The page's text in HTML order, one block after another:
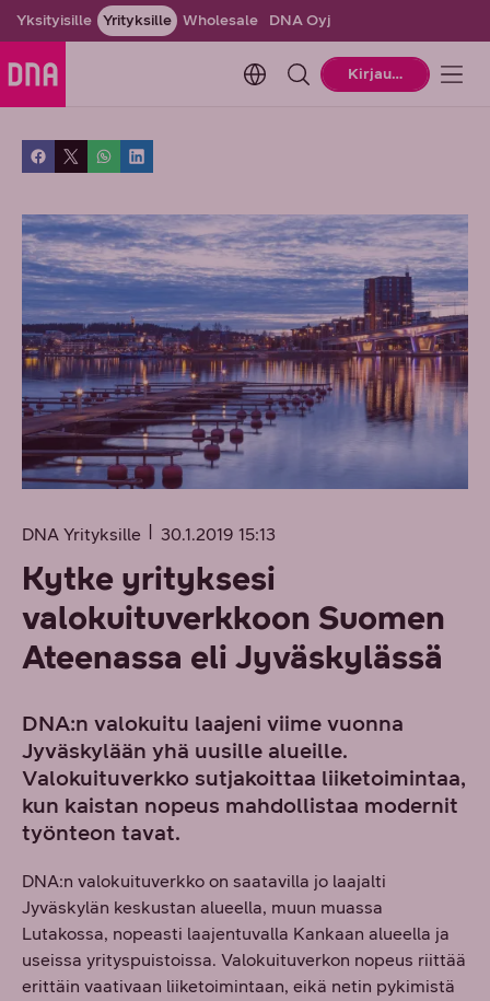
Yksityisille Yrityksille Wholesale DNA Oyj
Change language. Current
Kirjaudu
DNA Yrityksille 30.1.2019 15:13
Kytke yrityksesi
valokuituverkkoon Suomen
Ateenassa eli Jyväskylässä
DNA:n valokuitu laajeni viime vuonna
Jyväskylään yhä uusille alueille.
Valokuituverkko sutjakoittaa liiketoimintaa,
kun kaistan nopeus mahdollistaa modernit
työnteon tavat.
DNA:n valokuituverkko on saatavilla jo laajalti
Jyväskylän keskustan alueella, muun muassa
Lutakossa, nopeasti laajentuvalla Kankaan alueella ja
useissa yrityspuistoissa. Valokuituverkon nopeus riittää
erittäin vaativaan liiketoimintaan, eikä netin pykimistä